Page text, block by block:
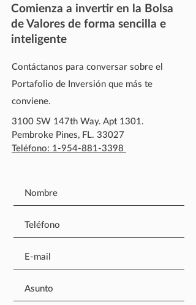
Comienza a invertir en la Bolsa
de Valores de forma sencilla e
inteligente
Contáctanos para conversar sobre el
Portafolio de Inversión que más te
conviene.
3100 SW 147th Way. Apt 1301.
Pembroke Pines, FL. 33027
Teléfono: 1-954-881-3398